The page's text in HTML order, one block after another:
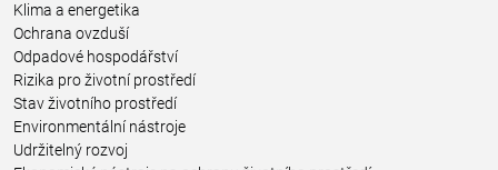
Klima a energetika
Ochrana ovzduší
Odpadové hospodářství
Rizika pro životní prostředí
Stav životního prostředí
Environmentální nástroje
Udržitelný rozvoj